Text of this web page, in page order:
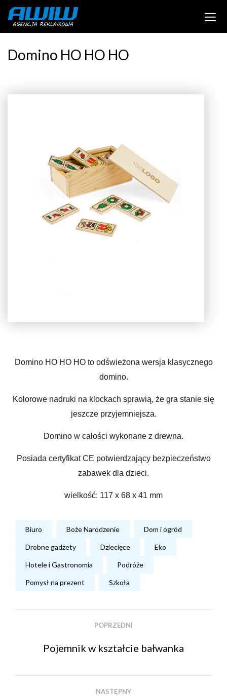
Domino HO HO HO
Domino HO HO HO to odświeżona wersja klasycznego
domino.
Kolorowe nadruki na klockach sprawią, że gra stanie się
jeszcze przyjemniejsza.
Domino w całości wykonane z drewna.
Posiada certyfikat CE potwierdzający bezpieczeństwo
zabawek dla dzieci.
wielkość: 117 x 68 x 41 mm
Biuro Boże Narodzenie Dom i ogród
Drobne gadżety Dziecięce Eko
Hotele i Gastronomia Podróże
Pomysł na prezent Szkoła
POPRZEDNI
Pojemnik w kształcie bałwanka
NASTĘPNY